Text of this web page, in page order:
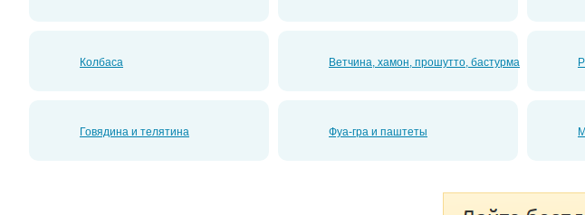
Колбаса Ветчина, хамон, прошутто, бастурма
Говядина и телятина Фуа-гра и паштеты